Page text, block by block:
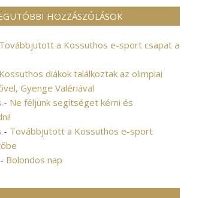
HOZZÁSZÓLÁSOK
Továbbjutott a Kossuthos e-sport csapat a
Kossuthos diákok találkoztak az olimpiai
Gyenge Valériával
- Ne féljünk segítséget kérni és
- Továbbjutott a Kossuthos e-sport
- Bolondos nap